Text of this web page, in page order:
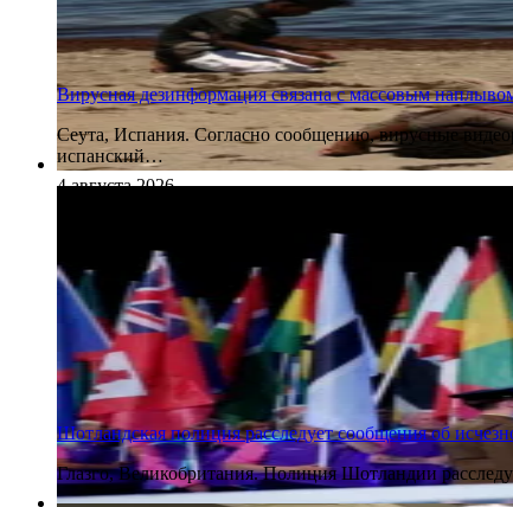
4 августа 2026
Вирусная дезинформация связана с массовым
Сеута, Испания. Согласно сообщению, вирусные
испанский…
Шотландская полиция расследует сообщения об
Глазго, Великобритания. Полиция Шотландии